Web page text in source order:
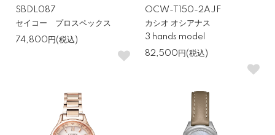
計が欲しいという方には、G-SHOCKのソーラー電波モデルが最
適です。時刻合わせ不要、耐衝撃性、20気圧以上の防水性能が揃
い、メンテナンスの手間もほとんどかかりません。一本で万能に使
えるモデルを探している方に向いています。
初めてのビジネス時計ならセイコー or シチズン
ビジネスシーンで使う時計は、落ち着いたデザインと視認性の良さ
SBDL087
セイコー プロスペックス
74,800円(税込)
OCW-T150-2AJF
カシオ オシアナス
3 hands model
82,500円(税込)